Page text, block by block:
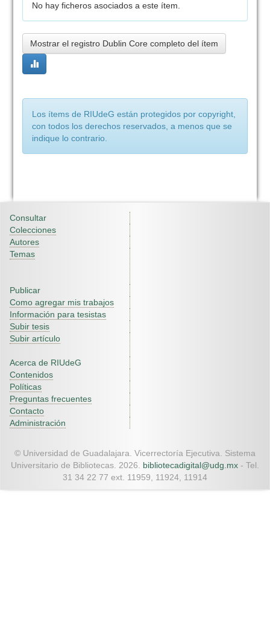
No hay ficheros asociados a este ítem.
Mostrar el registro Dublin Core completo del ítem
Los ítems de RIUdeG están protegidos por copyright,
con todos los derechos reservados, a menos que se
indique lo contrario.
Consultar
Colecciones
Autores
Temas
Publicar
Como agregar mis trabajos
Información para tesistas
Subir tesis
Subir artículo
Acerca de RIUdeG
Contenidos
Políticas
Preguntas frecuentes
Contacto
Administración
© Universidad de Guadalajara. Vicerrectoría Ejecutiva. Sistema
Universitario de Bibliotecas. 2026. bibliotecadigital@udg.mx - Tel.
31 34 22 77 ext. 11959, 11924, 11914